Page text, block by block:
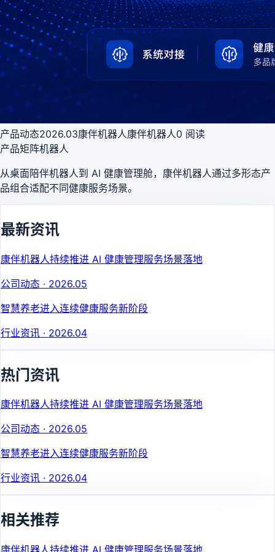
产品动态2026.03康伴机器人康伴机器人0 阅读
产品矩阵机器人
从桌面陪伴机器人到 AI 健康管理舱，康伴机器人通过多形态产
品组合适配不同健康服务场景。
最新资讯
康伴机器人持续推进 AI 健康管理服务场景落地
公司动态 · 2026.05
智慧养老进入连续健康服务新阶段
行业资讯 · 2026.04
热门资讯
康伴机器人持续推进 AI 健康管理服务场景落地
公司动态 · 2026.05
智慧养老进入连续健康服务新阶段
行业资讯 · 2026.04
相关推荐